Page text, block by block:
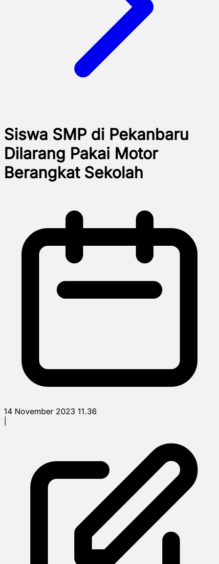
Siswa SMP di Pekanbaru
Dilarang Pakai Motor
Berangkat Sekolah
14 November 2023 11.36